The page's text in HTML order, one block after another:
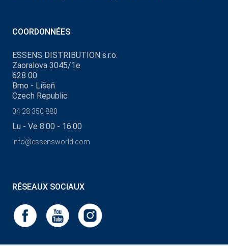
COORDONNÉES
ESSENS DISTRIBUTION s.r.o.
Zaoralova 3045/1e
628 00
Brno - Líšeň
Czech Republic
04 28 350 880
Lu - Ve 8:00 - 16:00
info@essensworld.com
RÉSEAUX SOCIAUX